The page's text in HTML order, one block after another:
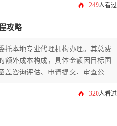
为有意向在海口开展境外业务的企
249人看过
攻略
托本地专业代理机构办理。其总费
额外成本构成，具体金额因目标国
盖咨询评估、申请提交、审查公告
320人看过